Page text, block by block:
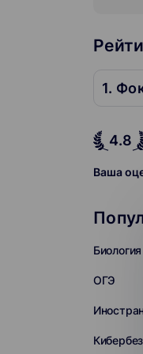
1.
4.8
Ваша
Биология
ОГЭ